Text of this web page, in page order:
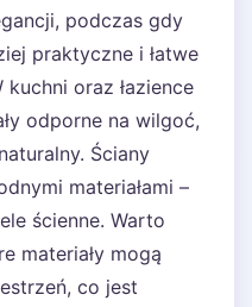
podczas gdy
praktyczne i łatwe
oraz łazience
odporne na wilgoć,
Ściany
materiałami –
ścienne. Warto
materiały mogą
co jest